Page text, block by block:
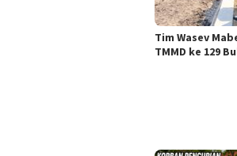
Tim Wasev
TMMD ke 129